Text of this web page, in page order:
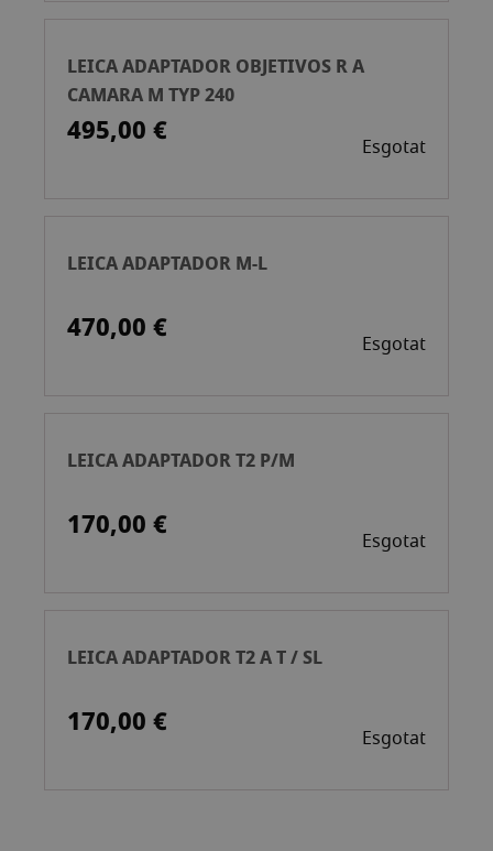
LEICA ADAPTADOR OBJETIVOS R A
CAMARA M TYP 240
495,00 € Esgotat
LEICA ADAPTADOR M-L
470,00 € Esgotat
LEICA ADAPTADOR T2 P/M
170,00 € Esgotat
LEICA ADAPTADOR T2 A T / SL
170,00 € Esgotat